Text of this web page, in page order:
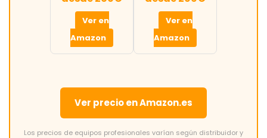
Ver en
Amazon
Ver en
Amazon
Ver precio en Amazon.es
Los precios de equipos profesionales varían según distribuidor y